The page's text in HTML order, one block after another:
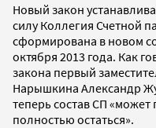
Новый закон
силу Коллегия Счетной
сформирована в новом
октября 2013 года. Как
закона первый
Нарышкина Александр
теперь состав СП
полностью остаться».